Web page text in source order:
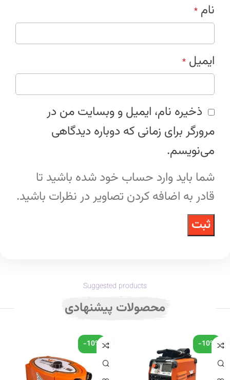
نام *
ایمیل *
ذخیره نام، ایمیل و وبسایت من در
مرورگر برای زمانی که دوباره دیدگاهی
می‌نویسم.
شما باید وارد حساب خود شده باشید تا
قادر به اضافه کردن تصاویر در نظرات باشید.
Suggested products
محصولات پیشنهادی
-10%
-10%